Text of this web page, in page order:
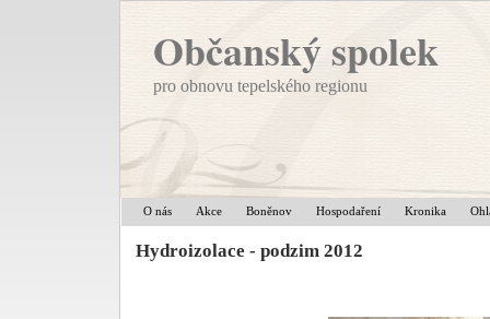
Občanský spolek
pro obnovu tepelského regionu
O nás Akce Boněnov Hospodaření Kronika
Hydroizolace - podzim 2012